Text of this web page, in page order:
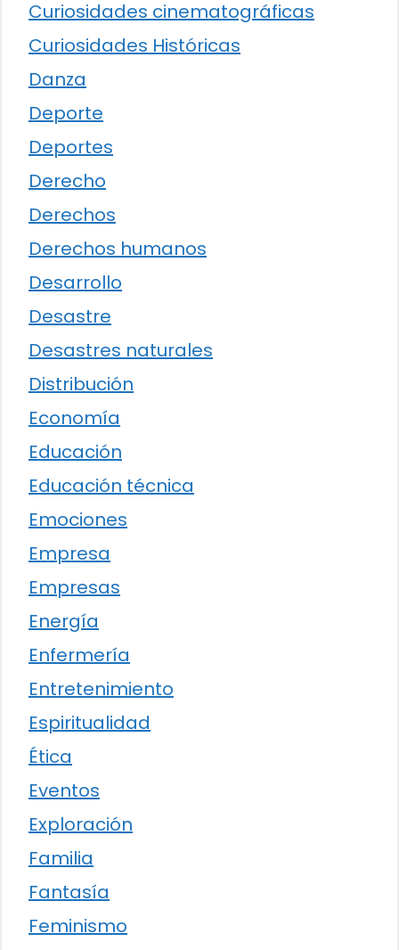
Curiosidades cinematográficas
Curiosidades Históricas
Danza
Deporte
Deportes
Derecho
Derechos
Derechos humanos
Desarrollo
Desastre
Desastres naturales
Distribución
Economía
Educación
Educación técnica
Emociones
Empresa
Empresas
Energía
Enfermería
Entretenimiento
Espiritualidad
Ética
Eventos
Exploración
Familia
Fantasía
Feminismo